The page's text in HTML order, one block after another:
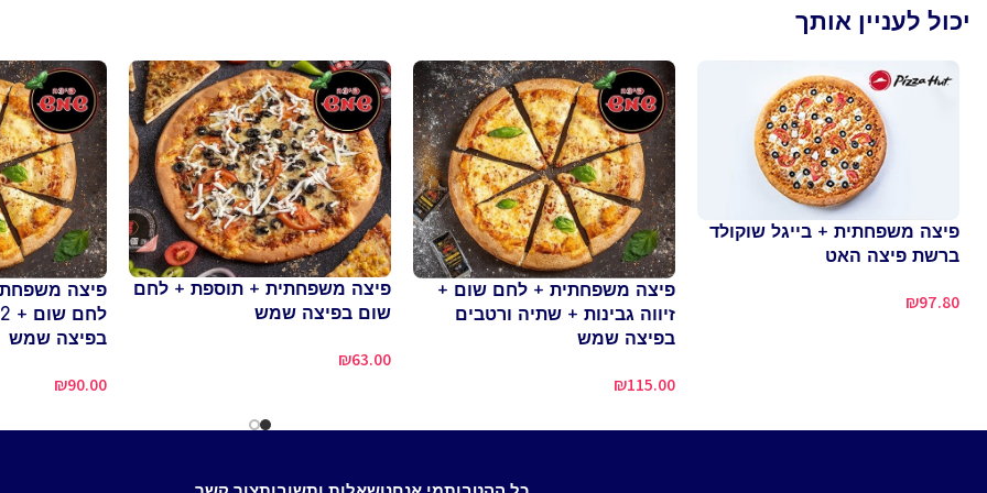
יכול לעניין אותך
פיצה משפחתית + בייגל שוקולד
ברשת פיצה האט
₪97.80
פיצה משפחתית + לחם שום +
זיווה גבינות + שתיה ורטבים
בפיצה שמש
₪115.00
פיצה משפחתית + תוספת + לחם
שום בפיצה שמש
₪63.00
פיצה
בפיצה שמש
₪90.00